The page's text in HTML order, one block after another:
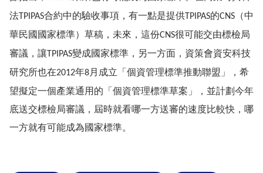
法TPIPAS合約中的驗收事項，有一點是提供TPIPAS的CNS（中
華民國國家標準）草稿，未來，這份CNS很可能交由標檢局
審議，讓 TPIPAS變成國家標準，另一方面，資策會資安科技
研究所也在2012年8月成立「個資管理標準推動聯盟」，希
望擬定一個產業通用的「個資管理標準草案」，並計劃今年
底送交標檢局審議，屆時就看哪一方送審的速度比較快，哪
一方就有可能成為國家標準。